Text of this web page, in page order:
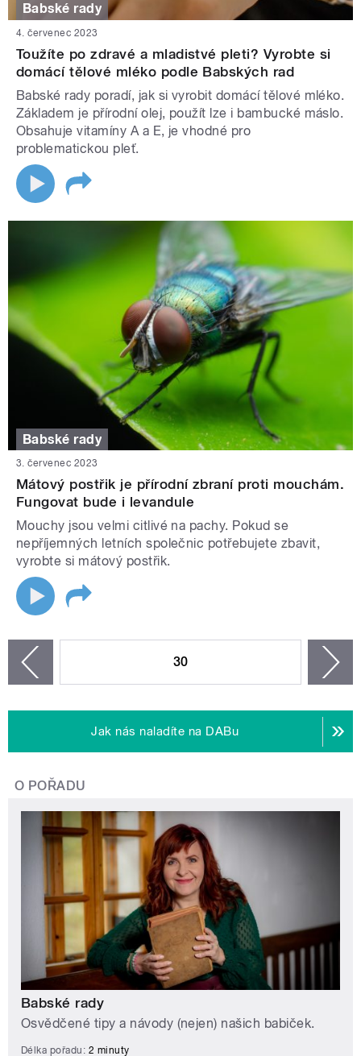
Babské rady
4. červenec 2023
Toužíte po zdravé a mladistvé pleti? Vyrobte si
domácí tělové mléko podle Babských rad
Babské rady poradí, jak si vyrobit domácí tělové mléko.
Základem je přírodní olej, použít lze i bambucké máslo.
Obsahuje vitamíny A a E, je vhodné pro
problematickou pleť.
Babské rady
3. červenec 2023
Mátový postřik je přírodní zbraní proti mouchám.
Fungovat bude i levandule
Mouchy jsou velmi citlivé na pachy. Pokud se
nepříjemných letních společnic potřebujete zbavit,
vyrobte si mátový postřik.
30
Jak nás naladíte na DABu
O POŘADU
Babské rady
Osvědčené tipy a návody (nejen) našich babiček.
Délka pořadu: 2 minuty